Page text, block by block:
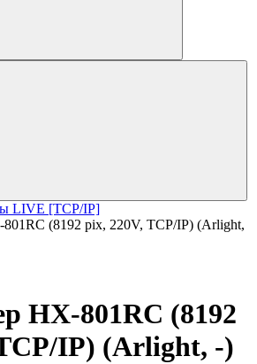
LIVE [TCP/IP]
(8192 pix, 220V, TCP/IP) (Arlight,
HX-801RC (8192
IP) (Arlight, -)